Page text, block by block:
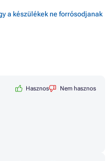
a készülékek ne forrósodjanak
Hasznos Nem hasznos